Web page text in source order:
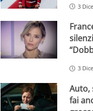
3
3
Auto,
fai